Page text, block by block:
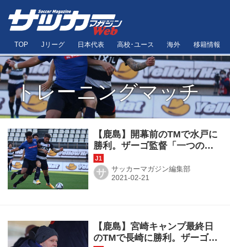
TOP Jリーグ 日本代表 高校･ユース 海外 移籍情報
トレーニングマッチ
【鹿島】開幕前のTMで水戸に
勝利。ザーゴ監督「一つの目
標は達成できた」
サ サッカーマガジン編集部
【鹿島】宮崎キャンプ最終日
のTMで長崎に勝利。ザーゴ監